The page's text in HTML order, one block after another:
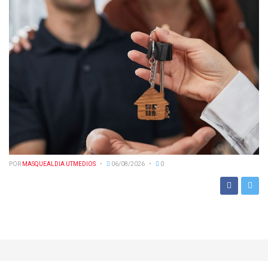
POR MASQUEALDIA UTMEDIOS 06/08/2026 0